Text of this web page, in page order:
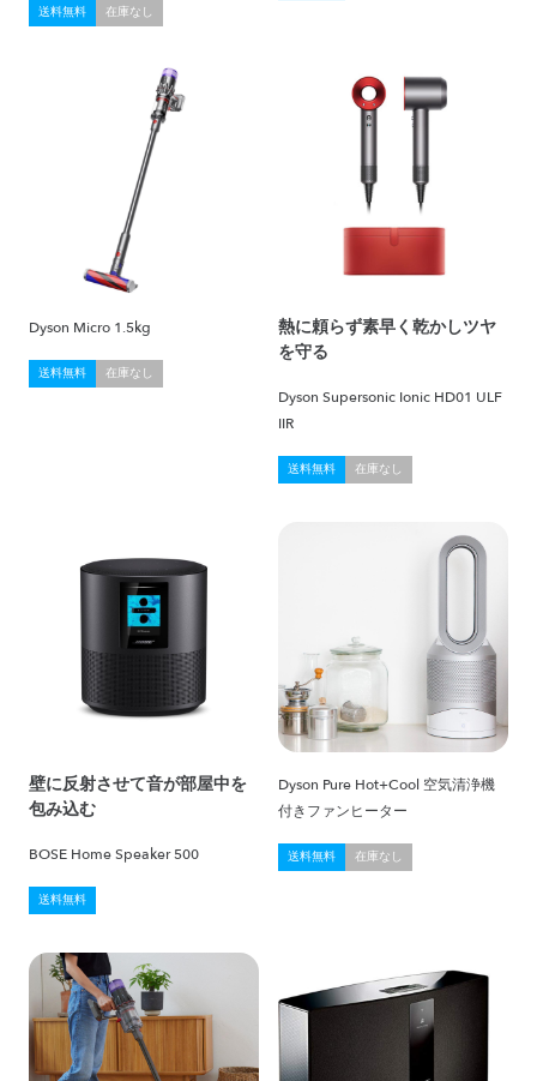
送料無料 在庫なし
Dyson Micro 1.5kg
送料無料 在庫なし
熱に頼らず素早く乾かしツヤ
を守る
Dyson Supersonic Ionic HD01 ULF
IIR
送料無料 在庫なし
壁に反射させて音が部屋中を
包み込む
BOSE Home Speaker 500
送料無料
Dyson Pure Hot+Cool 空気清浄機
付きファンヒーター
送料無料 在庫なし